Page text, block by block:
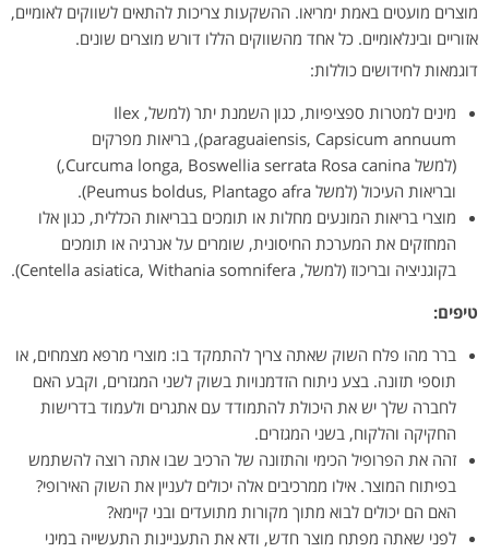
מוצרים מועטים באמת ימריאו. ההשקעות צריכות להתאים לשווקים לאומיים,
אזוריים ובינלאומיים. כל אחד מהשווקים הללו דורש מוצרים שונים.
דוגמאות לחידושים כוללות:
מינים למטרות ספציפיות, כגון השמנת יתר (למשל, Ilex
paraguaiensis, Capsicum annuum), בריאות מפרקים
(למשל Curcuma longa, Boswellia serrata Rosa canina,)
ובריאות העיכול (למשל Peumus boldus, Plantago afra).
מוצרי בריאות המונעים מחלות או תומכים בבריאות הכללית, כגון אלו
המחזקים את המערכת החיסונית, שומרים על אנרגיה או תומכים
בקוגניציה ובריכוז (למשל, Centella asiatica, Withania somnifera).
טיפים:
ברר מהו פלח השוק שאתה צריך להתמקד בו: מוצרי מרפא מצמחים, או
תוספי תזונה. בצע ניתוח הזדמנויות בשוק לשני המגזרים, וקבע האם
לחברה שלך יש את היכולת להתמודד עם אתגרים ולעמוד בדרישות
החקיקה והלקוח, בשני המגזרים.
זהה את הפרופיל הכימי והתזונה של הרכיב שבו אתה רוצה להשתמש
בפיתוח המוצר. אילו ממרכיבים אלה יכולים לעניין את השוק האירופי?
האם הם יכולים לבוא מתוך מקורות מתועדים ובני קיימא?
לפני שאתה מפתח מוצר חדש, ודא את התעניינות התעשייה במיני